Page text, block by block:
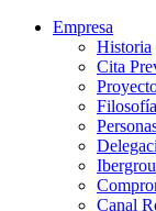
Empresa
Historia
Cita
Canal